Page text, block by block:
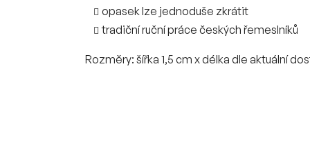
opasek lze jednoduše zkrátit
tradiční ruční práce českých řemeslníků
Rozměry: šířka 1,5 cm x délka dle aktuální